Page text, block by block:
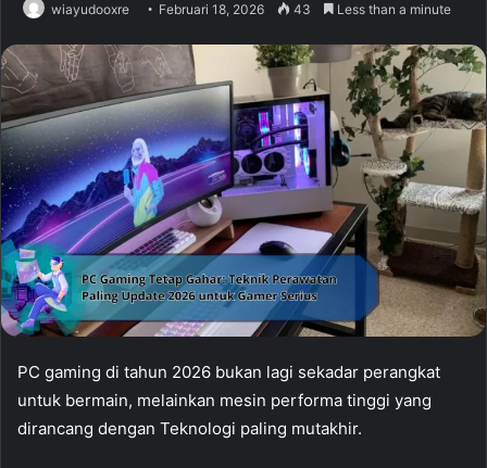
wiayudooxre Februari 18, 2026 43 Less than a minute
PC gaming di tahun 2026 bukan lagi sekadar perangkat
untuk bermain, melainkan mesin performa tinggi yang
dirancang dengan Teknologi paling mutakhir.